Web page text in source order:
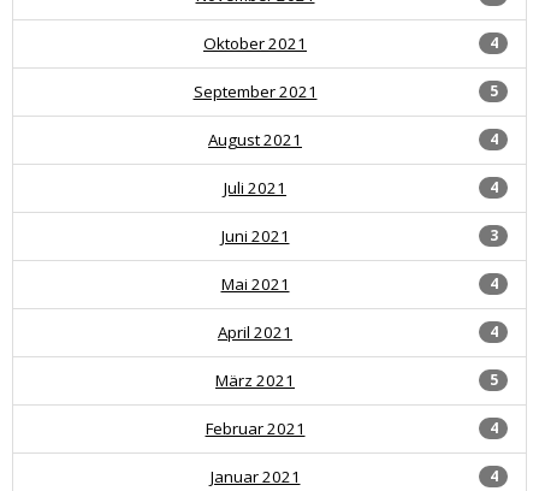
4
Oktober 2021
5
September 2021
4
August 2021
4
Juli 2021
3
Juni 2021
4
Mai 2021
4
April 2021
5
März 2021
4
Februar 2021
4
Januar 2021